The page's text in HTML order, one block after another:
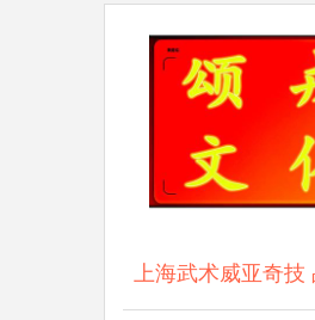
上海武术威亚奇技